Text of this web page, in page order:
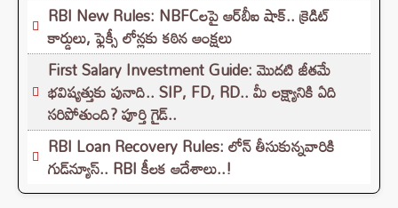
RBI New Rules: NBFCలపై ఆర్‌బీఐ షాక్.. క్రెడిట్
కార్డులు, ఫ్లెక్సీ లోన్లకు కఠిన ఆంక్షలు
First Salary Investment Guide: మొదటి జీతమే
భవిష్యత్తుకు పునాది.. SIP, FD, RD.. మీ లక్ష్యానికి ఏది
సరిపోతుంది? పూర్తి గైడ్..
RBI Loan Recovery Rules: లోన్ తీసుకున్నవారికి
గుడ్‌న్యూస్.. RBI కీలక ఆదేశాలు..!